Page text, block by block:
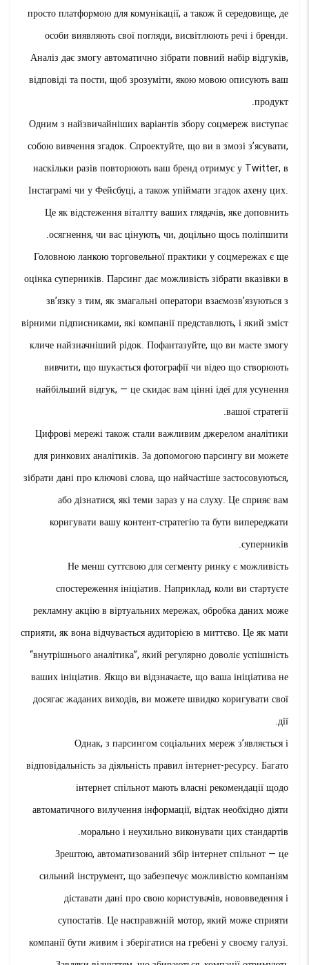
просто платформою для комунікації, а також й середовище, де
особи виявляють свої погляди, висвітлюють речі і бренди.
Аналіз дає змогу автоматично зібрати повний набір відгуків,
відповіді та пости, щоб зрозуміти, якою мовою описують ваш
продукт.
Одним з найзвичайніших варіантів збору соцмереж виступає
собою вивчення згадок. Спроектуйте, що ви в змозі з’ясувати,
наскільки разів повторюють ваш бренд отримує у Twitter, в
Інстаграмі чи у Фейсбуці, а також упіймати згадок ахену цих.
Це як відстеження віталтту ваших глядачів, яке доповнить
осягнення, чи вас цінують, чи, доцільно щось поліпшити.
Головною ланкою торговельної практики у соцмережах є ще
оцінка суперників. Парсинг дає можливість зібрати вказівки в
зв’язку з тим, як змагальні оператори взаємозв’язуються з
вірними підписниками, які компанії представлють, і який зміст
кличе найзначніший рідок. Пофантазуйте, що ви маєте змогу
вивчити, що шукається фотографії чи відео що створюють
найбільший відгук, — це скидає вам цінні ідеї для усунення
вашої стратегії.
Цифрові мережі також стали важливим джерелом аналітики
для ринкових аналітиків. За допомогою парсингу ви можете
зібрати дані про ключові слова, що найчастіше застосовуються,
або дізнатися, які теми зараз у на слуху. Це сприяє вам
коригувати вашу контент-стратегію та бути випереджати
суперників.
Не менш суттєвою для сегменту ринку є можливість
спостереження ініціатив. Наприклад, коли ви стартуєте
рекламну акцію в віртуальних мережах, обробка даних може
сприяти, як вона відчувається аудиторією в миттєво. Це як мати
“внутрішнього аналітика”, який регулярно доволіє успішність
ваших ініціатив. Якщо ви відзначаєте, що ваша ініціатива не
досягає жаданих виходів, ви можете швидко коригувати свої
дії.
Однак, з парсингом соціальних мереж з’являється і
відповідальність за діяльність правил інтернет-ресурсу. Багато
інтернет спільнот мають власні рекомендації щодо
автоматичного вилучення інформації, відтак необхідно діяти
морально і неухильно виконувати цих стандартів.
Зрештою, автоматизований збір інтернет спільнот — це
сильний інструмент, що забезпечує можливістю компаніям
діставати дані про свою користувачів, нововведення і
супостатів. Це насправжній мотор, який може сприяти
компанії бути живим і зберігатися на гребені у своєму галузі.